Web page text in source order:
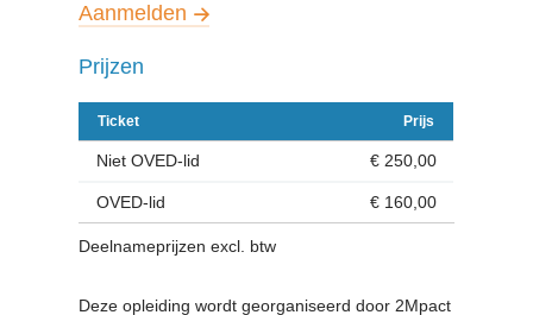
Aanmelden
Prijzen
Ticket Prijs
Niet OVED-lid € 250,00
OVED-lid € 160,00
Deelnameprijzen excl. btw
Deze opleiding wordt georganiseerd door 2Mpact